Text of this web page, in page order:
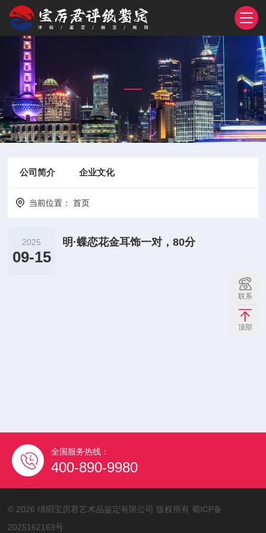
公司简介 企业文化
当前位置：首页
2025
09-15
明·蝶恋花金耳饰一对，80分
全国服务热线：
400-890-9980
© 2026 绵阳宝厉君艺术品鉴定有限公司 版权所有 蜀ICP备
2025162169号
联系
顶部